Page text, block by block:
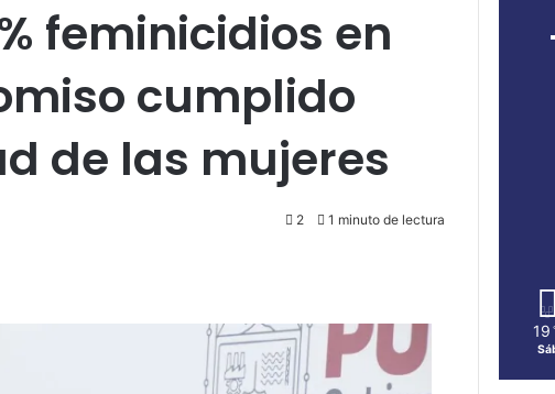
feminicidios en
cumplido
de las mujeres
2 1 minuto de lectura
19